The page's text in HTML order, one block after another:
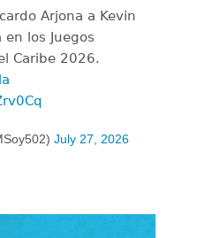
Arjona a Kevin
los Juegos
Caribe 2026.
July 27, 2026